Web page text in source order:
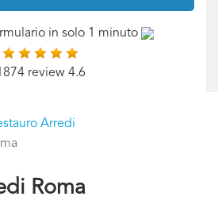
in solo 1 minuto
review 4.6
Arredi
Roma